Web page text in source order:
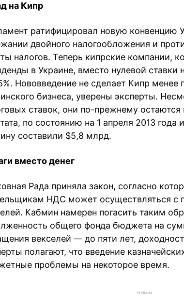
на Кипр
ратифицировал новую конвенцию
двойного налогообложения и
налогов. Теперь кипрские компании,
в Украине, вместо нулевой ставки
Нововведение не сделает Кипр менее
бизнеса, уверены эксперты.
ставок, они по-прежнему
по состоянию на 1 апреля 2013 года
составили $5,8 млрд.
вместо денег
Рада приняла закон, согласно
НДС может осуществляться с
Кабмин намерен погасить таким
общего фонда бюджета на
векселей — до пяти лет,
полагают, что введение
проблемы на некоторое время.
РЕКЛАМА